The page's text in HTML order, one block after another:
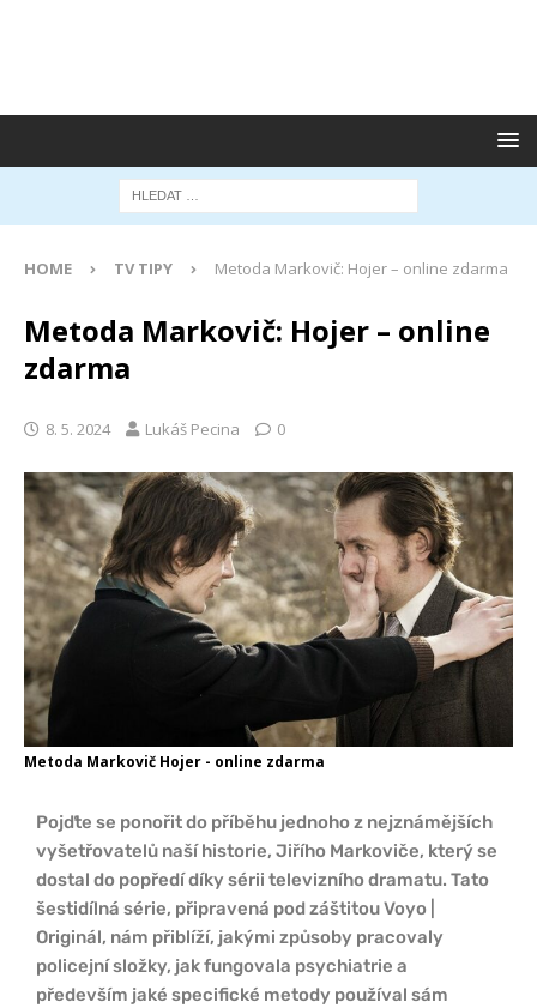
HOME TV TIPY Metoda Markovič: Hojer – online zdarma
Metoda Markovič: Hojer – online
zdarma
8. 5. 2024 Lukáš Pecina 0
Metoda Markovič Hojer - online zdarma
Pojďte se ponořit do příběhu jednoho z nejznámějších
vyšetřovatelů naší historie, Jiřího Markoviče, který se
dostal do popředí díky sérii televizního dramatu. Tato
šestidílná série, připravená pod záštitou Voyo |
Originál, nám přiblíží, jakými způsoby pracovaly
policejní složky, jak fungovala psychiatrie a
především jaké specifické metody používal sám